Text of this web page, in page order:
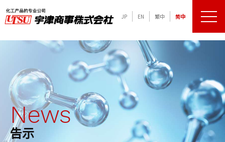
JP EN 繁中 简中 メニ
News
告示